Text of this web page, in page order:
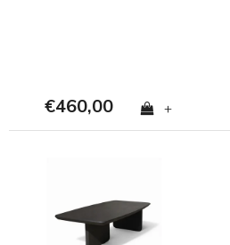
€460,00 +